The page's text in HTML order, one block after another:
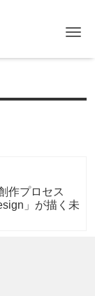
作プロセス
」が描く未